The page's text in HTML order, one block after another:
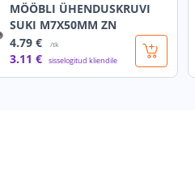
MÖÖBLI ÜHENDUSKRUVI
SUKI M7X50MM ZN
4.79 € /tk
3.11 € sisselogitud kliendile